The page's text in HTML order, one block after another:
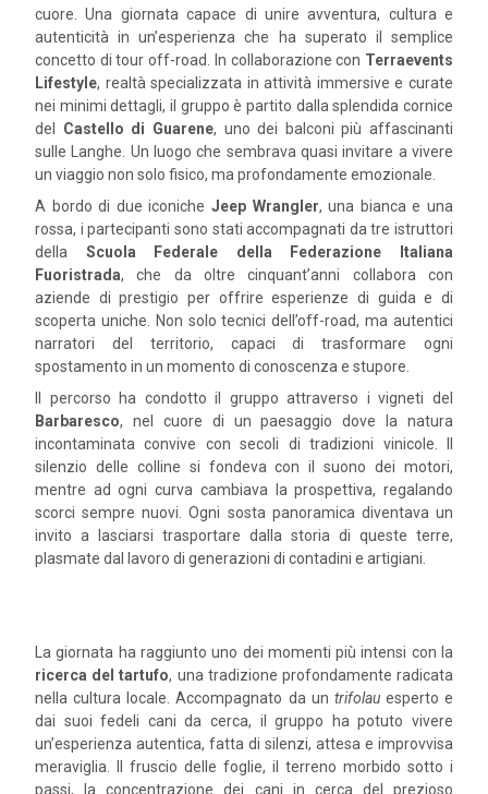
cuore. Una giornata capace di unire avventura, cultura e
autenticità in un’esperienza che ha superato il semplice
concetto di tour off-road. In collaborazione con Terraevents
Lifestyle, realtà specializzata in attività immersive e curate
nei minimi dettagli, il gruppo è partito dalla splendida cornice
del Castello di Guarene, uno dei balconi più affascinanti
sulle Langhe. Un luogo che sembrava quasi invitare a vivere
un viaggio non solo fisico, ma profondamente emozionale.
A bordo di due iconiche Jeep Wrangler, una bianca e una
rossa, i partecipanti sono stati accompagnati da tre istruttori
della Scuola Federale della Federazione Italiana
Fuoristrada, che da oltre cinquant’anni collabora con
aziende di prestigio per offrire esperienze di guida e di
scoperta uniche. Non solo tecnici dell’off-road, ma autentici
narratori del territorio, capaci di trasformare ogni
spostamento in un momento di conoscenza e stupore.
Il percorso ha condotto il gruppo attraverso i vigneti del
Barbaresco, nel cuore di un paesaggio dove la natura
incontaminata convive con secoli di tradizioni vinicole. Il
silenzio delle colline si fondeva con il suono dei motori,
mentre ad ogni curva cambiava la prospettiva, regalando
scorci sempre nuovi. Ogni sosta panoramica diventava un
invito a lasciarsi trasportare dalla storia di queste terre,
plasmate dal lavoro di generazioni di contadini e artigiani.
La giornata ha raggiunto uno dei momenti più intensi con la
ricerca del tartufo, una tradizione profondamente radicata
nella cultura locale. Accompagnato da un trifolauesperto e
dai suoi fedeli cani da cerca, il gruppo ha potuto vivere
un’esperienza autentica, fatta di silenzi, attesa e improvvisa
meraviglia. Il fruscio delle foglie, il terreno morbido sotto i
passi, la concentrazione dei cani in cerca del prezioso